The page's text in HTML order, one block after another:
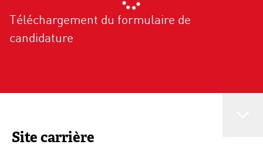
Téléchargement du formulaire de
candidature
Site carrière